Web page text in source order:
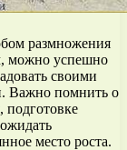
размножения
можно успешно
своими
Важно помнить о
подготовке
место роста.